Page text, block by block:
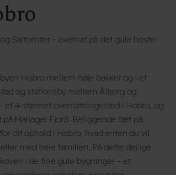
Saltcenter – overnat på det gule hostel
Hobro mellem høje bakker og i et
og stationsby mellem Ålborg og
et 4-stjernet overnatningssted i Hobro, og
Mariager Fjord. Beliggende tæt på
dit ophold i Hobro, hvad enten du vil
med hele familien. På dette dejlige
i de fine gule bygninger – et